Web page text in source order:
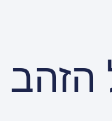
הזהב